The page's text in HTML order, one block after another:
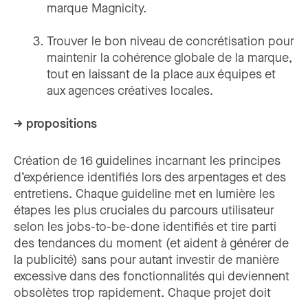
marque Magnicity.
Trouver le bon niveau de concrétisation pour
maintenir la cohérence globale de la marque,
tout en laissant de la place aux équipes et
aux agences créatives locales.
→ propositions
Création de 16 guidelines incarnant les principes
d’expérience identifiés lors des arpentages et des
entretiens. Chaque guideline met en lumière les
étapes les plus cruciales du parcours utilisateur
selon les jobs-to-be-done identifiés et tire parti
des tendances du moment (et aident à générer de
la publicité) sans pour autant investir de manière
excessive dans des fonctionnalités qui deviennent
obsolètes trop rapidement. Chaque projet doit